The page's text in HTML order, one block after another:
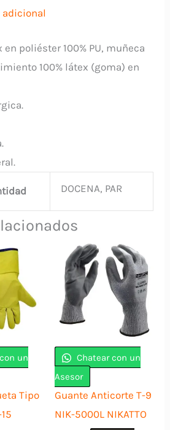
poliéster 100% PU, muñeca
100% látex (goma) en
DOCENA, PAR
un
Tipo
Chatear con un
Asesor
Guante Anticorte T-9
NIK-5000L NIKATTO